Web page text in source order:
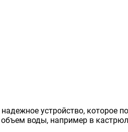
устройство, которое
воды, например в